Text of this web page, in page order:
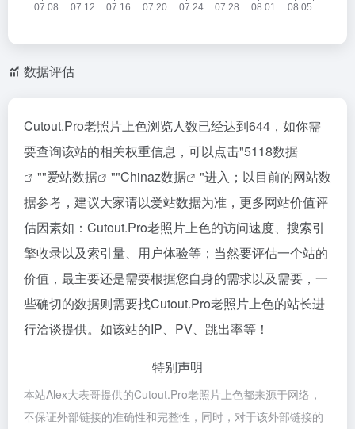
数据评估
Cutout.Pro老照片上色浏览人数已经达到644，如你需
要查询该站的相关权重信息，可以点击"5118数据
""爱站数据 ""Chinaz数据
"进入；以目前的网站数
据参考，建议大家请以爱站数据为准，更多网站价值评
估因素如：Cutout.Pro老照片上色的访问速度、搜索引
擎收录以及索引量、用户体验等；当然要评估一个站的
价值，最主要还是需要根据您自身的需求以及需要，一
些确切的数据则需要找Cutout.Pro老照片上色的站长进
行洽谈提供。如该站的IP、PV、跳出率等！
特别声明
本站Alex大表哥提供的Cutout.Pro老照片上色都来源于网络，
不保证外部链接的准确性和完整性，同时，对于该外部链接的